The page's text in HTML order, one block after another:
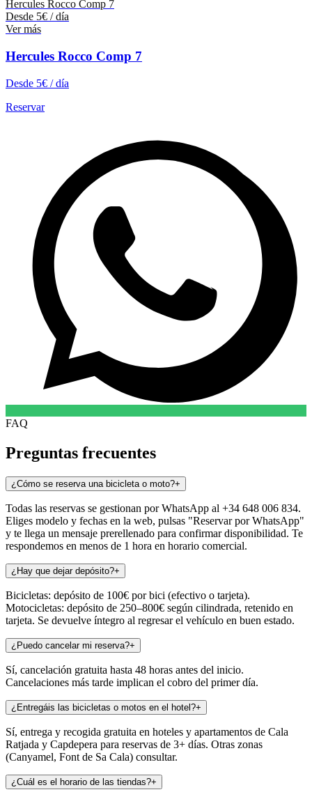
Hercules Rocco Comp 7
Desde 5€ / día
Ver más
Hercules Rocco Comp 7
Desde 5€ / día
Reservar
FAQ
Preguntas frecuentes
¿Cómo se reserva una bicicleta o moto?+
Todas las reservas se gestionan por WhatsApp al +34 648 006 834.
Eliges modelo y fechas en la web, pulsas "Reservar por WhatsApp"
y te llega un mensaje prerellenado para confirmar disponibilidad. Te
respondemos en menos de 1 hora en horario comercial.
¿Hay que dejar depósito?+
Bicicletas: depósito de 100€ por bici (efectivo o tarjeta).
Motocicletas: depósito de 250–800€ según cilindrada, retenido en
tarjeta. Se devuelve íntegro al regresar el vehículo en buen estado.
¿Puedo cancelar mi reserva?+
Sí, cancelación gratuita hasta 48 horas antes del inicio.
Cancelaciones más tarde implican el cobro del primer día.
¿Entregáis las bicicletas o motos en el hotel?+
Sí, entrega y recogida gratuita en hoteles y apartamentos de Cala
Ratjada y Capdepera para reservas de 3+ días. Otras zonas
(Canyamel, Font de Sa Cala) consultar.
¿Cuál es el horario de las tiendas?+